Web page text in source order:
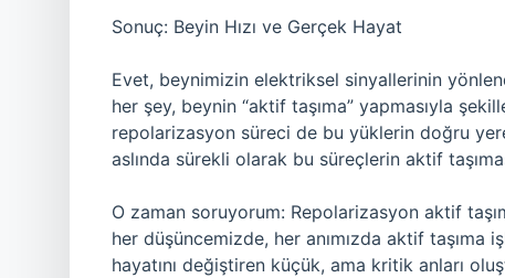
Sonuç: Beyin Hızı ve Gerçek Hayat
Evet, beynimizin elektriksel sinyallerinin
her şey, beynin “aktif taşıma” yapmasıyla
repolarizasyon süreci de bu yüklerin doğru
aslında sürekli olarak bu süreçlerin aktif
O zaman soruyorum: Repolarizasyon aktif
her düşüncemizde, her anımızda aktif
hayatını değiştiren küçük, ama kritik anları